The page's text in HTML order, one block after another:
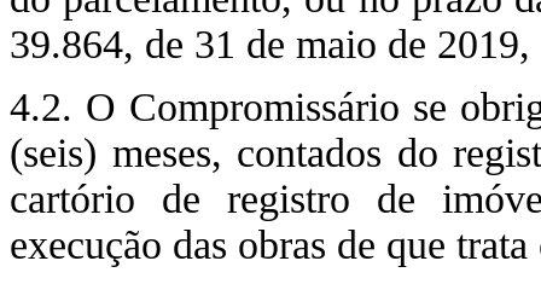
39.864, de 31 de maio de 2019,
4.2. O Compromissário se
(seis) meses, contados do
cartório de registro de
execução das obras de que